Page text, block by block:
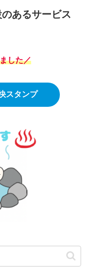
のあるサービス
した／
スタンプ